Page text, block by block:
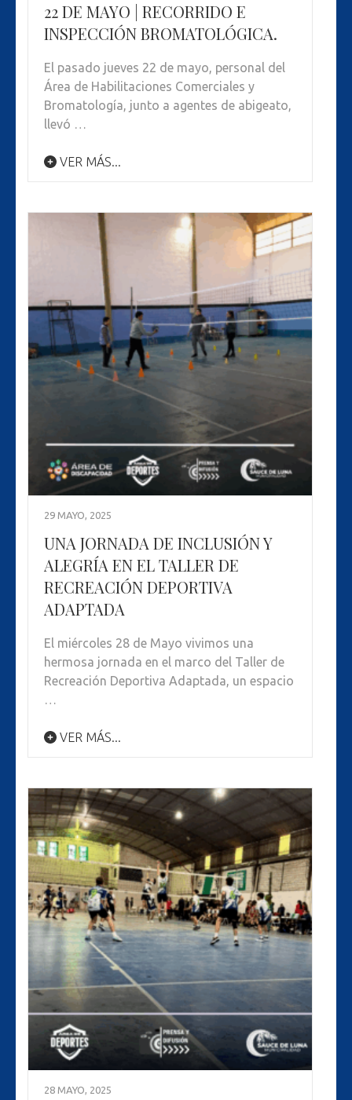
22 DE MAYO | RECORRIDO E
INSPECCIÓN BROMATOLÓGICA.
El pasado jueves 22 de mayo, personal del
Área de Habilitaciones Comerciales y
Bromatología, junto a agentes de abigeato,
llevó …
VER MÁS...
29 MAYO, 2025
UNA JORNADA DE INCLUSIÓN Y
ALEGRÍA EN EL TALLER DE
RECREACIÓN DEPORTIVA
ADAPTADA
El miércoles 28 de Mayo vivimos una
hermosa jornada en el marco del Taller de
Recreación Deportiva Adaptada, un espacio
…
VER MÁS...
28 MAYO, 2025